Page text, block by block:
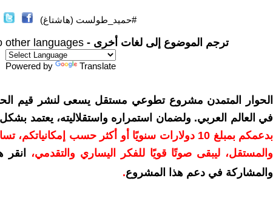
#حميد_طولست (هاشتاغ)
ترجم الموضوع إلى لغات أخرى - other languages
Powered by Translate
الحوار المتمدن مشروع تطوعي مستقل يسعى لنشر قيم
في العالم العربي. ولضمان استمراره واستقلاليته، يعتمد
بدعمكم بمبلغ 10 دولارات سنويًا أو أكثر حسب
والمستقل، ليبقى صوتًا قويًا للفكر اليساري والتقدمي،
والمشاركة في دعم هذا المشروع.